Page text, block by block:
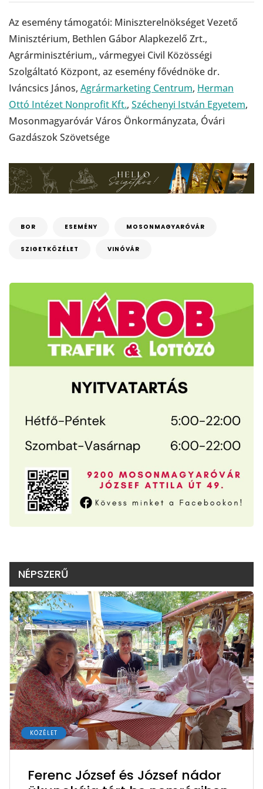
Az esemény támogatói: Miniszterelnökséget Vezető
Minisztérium, Bethlen Gábor Alapkezelő Zrt.,
Agrárminisztérium,, vármegyei Civil Közösségi
Szolgáltató Központ, az esemény fővédnöke dr.
Iváncsics János, Agrármarketing Centrum, Herman
Ottó Intézet Nonprofit Kft., Széchenyi István Egyetem,
Mosonmagyaróvár Város Önkormányzata, Óvári
Gazdászok Szövetsége
BOR ESEMÉNY MOSONMAGYARÓVÁR
SZIGETKÖZÉLET VINÓVÁR
NÉPSZERŰ
KÖZÉLET
Ferenc József és József nádor